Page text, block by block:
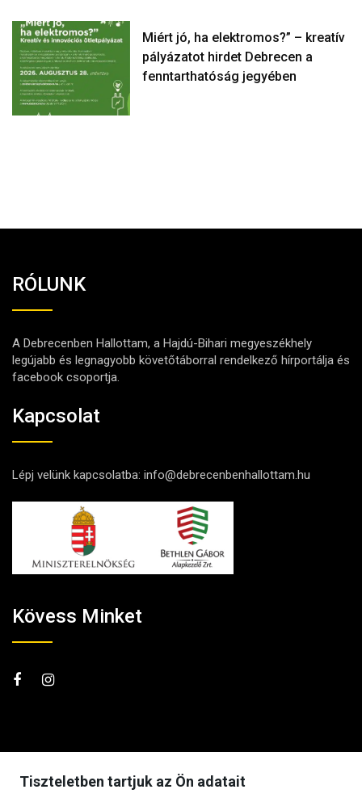
Miért jó, ha elektromos?” – kreatív
pályázatot hirdet Debrecen a
fenntarthatóság jegyében
RÓLUNK
A Debrecenben Hallottam, a Hajdú-Bihari megyeszékhely
legújabb és legnagyobb követőtáborral rendelkező hírportálja és
facebook csoportja.
Kapcsolat
Lépj velünk kapcsolatba: info@debrecenbenhallottam.hu
Kövess Minket
Tiszteletben tartjuk az Ön adatait